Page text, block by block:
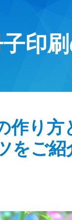
印
作り方
をご紹